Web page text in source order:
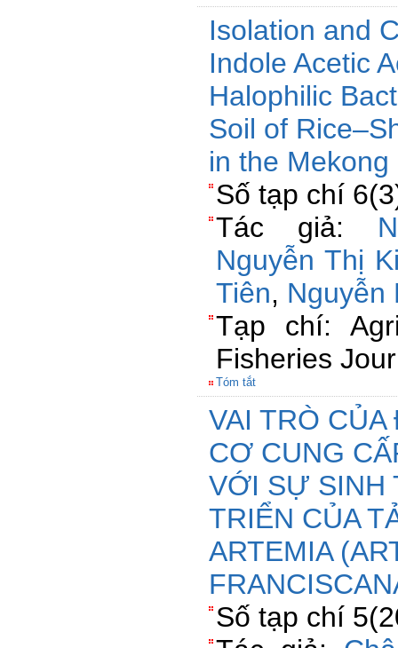
Isolation and
Indole Acetic
Halophilic
Soil of
in the
Số tạp chí
Tác giả:
Nguyễn Thị
Tiên, Nguyễn
Tạp chí:
Fisheries
Tóm tắt
VAI TRÒ
CƠ CUNG
VỚI SỰ SINH
TRIỂN CỦA
ARTEMIA
Số tạp chí